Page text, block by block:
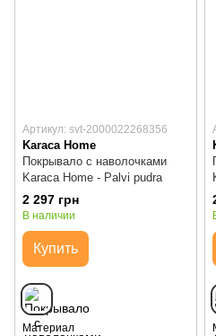
Артикул: svt-2000022268356
Karaca Home
Покрывало с наволочками
Karaca Home - Palvi pudra
2 297 грн
В наличии
Купить
Материал